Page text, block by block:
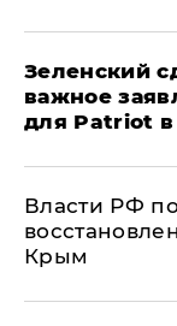
Зеленский
важное
для Patriot
Власти РФ
Крым